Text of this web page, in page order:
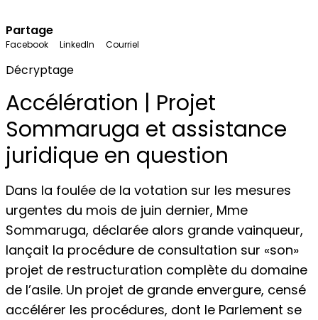
Partage
Facebook LinkedIn Courriel
Décryptage
Accélération | Projet
Sommaruga et assistance
juridique en question
Dans la foulée de la votation sur les mesures
urgentes du mois de juin dernier, Mme
Sommaruga, déclarée alors grande vainqueur,
lançait la procédure de consultation sur «son»
projet de restructuration complète du domaine
de l’asile. Un projet de grande envergure, censé
accélérer les procédures, dont le Parlement se